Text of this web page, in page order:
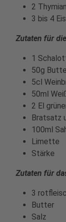
2
3 bis 4
Zutaten für
1
50g
5cl
50ml
2 El
Bratsatz
100ml
Limette
Stärke
Zutaten für
3
Butter
Salz